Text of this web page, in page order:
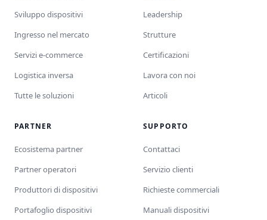
Sviluppo dispositivi
Ingresso nel mercato
Servizi e-commerce
Logistica inversa
Tutte le soluzioni
Leadership
Strutture
Certificazioni
Lavora con noi
Articoli
PARTNER
Ecosistema partner
Partner operatori
Produttori di dispositivi
Portafoglio dispositivi
SUPPORTO
Contattaci
Servizio clienti
Richieste commerciali
Manuali dispositivi